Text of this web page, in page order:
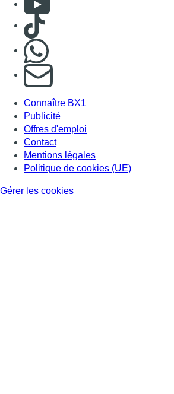
Consulter TikTok
S'abonner à notre newsletter
Connaître BX1
Publicité
Offres d'emploi
Contact
Mentions légales
Politique de cookies (UE)
Gérer les cookies